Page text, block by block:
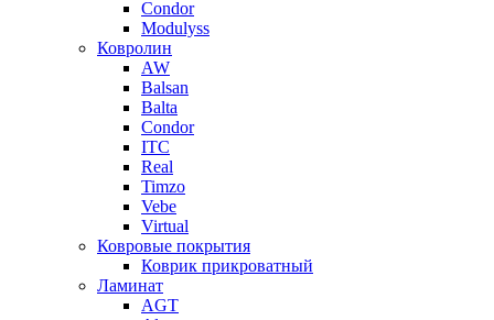
Condor
Modulyss
Ковролин
AW
Balsan
Balta
Condor
ITC
Real
Timzo
Vebe
Virtual
Ковровые покрытия
Коврик прикроватный
Ламинат
AGT